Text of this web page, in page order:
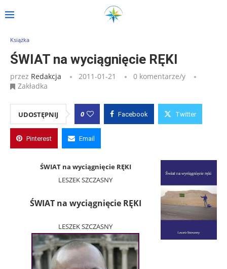
Strona główna ŚWIAT na wyciągnięcie RĘKI
Książka
ŚWIAT na wyciągnięcie RĘKI
przez Redakcja 2011-01-21
0 komentarze/y
Zakładka
UDOSTĘPNIJ 0 Facebook Twitter
Pinterest Email
ŚWIAT na wyciągnięcie RĘKI
LESZEK SZCZASNY
ŚWIAT na wyciągnięcie RĘKI
LESZEK SZCZASNY